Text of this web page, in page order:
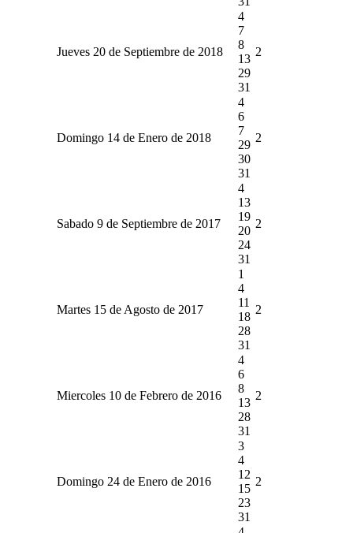
Jueves 20 de Septiembre de 2018
4
7
8
13
29
31
2
Domingo 14 de Enero de 2018
4
6
7
29
30
31
2
Sabado 9 de Septiembre de 2017
4
13
19
20
24
31
2
Martes 15 de Agosto de 2017
1
4
11
18
28
31
2
Miercoles 10 de Febrero de 2016
4
6
8
13
28
31
2
Domingo 24 de Enero de 2016
3
4
12
15
23
31
2